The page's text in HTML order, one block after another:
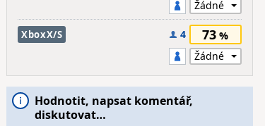
XboxX/S 4 73
Hodnotit, napsat komentář,
diskutovat…